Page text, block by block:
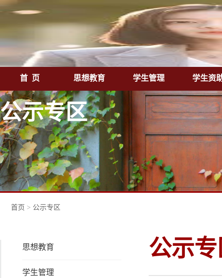
首 页 思想教育 学生管理 学生资
公示专区
首页 > 公示专区
思想教育
学生管理
公示